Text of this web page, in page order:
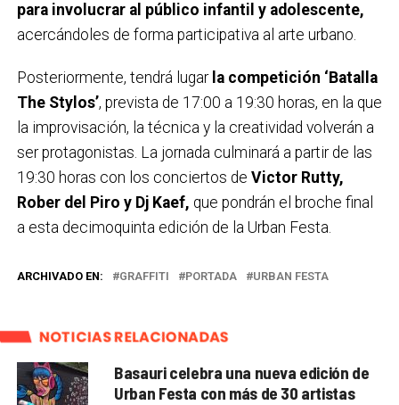
para involucrar al público infantil y adolescente,
acercándoles de forma participativa al arte urbano.
Posteriormente, tendrá lugarla competición ‘Batalla
The Stylos’, prevista de 17:00 a 19:30 horas, en la que
la improvisación, la técnica y la creatividad volverán a
ser protagonistas. La jornada culminará a partir de las
19:30 horas con los conciertos de Victor Rutty,
Rober del Piro y Dj Kaef, que pondrán el broche final
a esta decimoquinta edición de la Urban Festa.
ARCHIVADO EN: GRAFFITI PORTADA URBAN FESTA
NOTICIAS RELACIONADAS
Basauri celebra una nueva edición de
Urban Festa con más de 30 artistas